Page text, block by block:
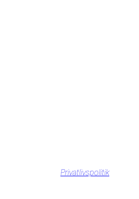
Privatlivspolitik